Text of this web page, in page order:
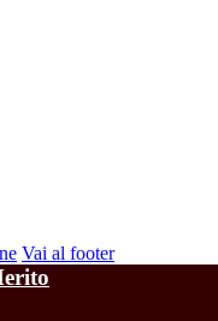
Vai al footer